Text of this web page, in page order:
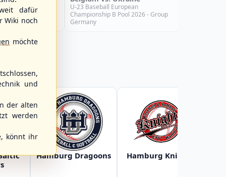
2026 - Group
U-23 Baseball European
Championship B Pool 2026 - Group
Germany
Hamburg Dragoons Hamburg Knights
dafür
Wiki noch
möchte
und
der alten
werden
könnt ihr